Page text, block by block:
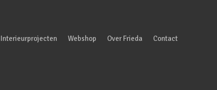
Interieurprojecten Webshop Over Frieda Contact